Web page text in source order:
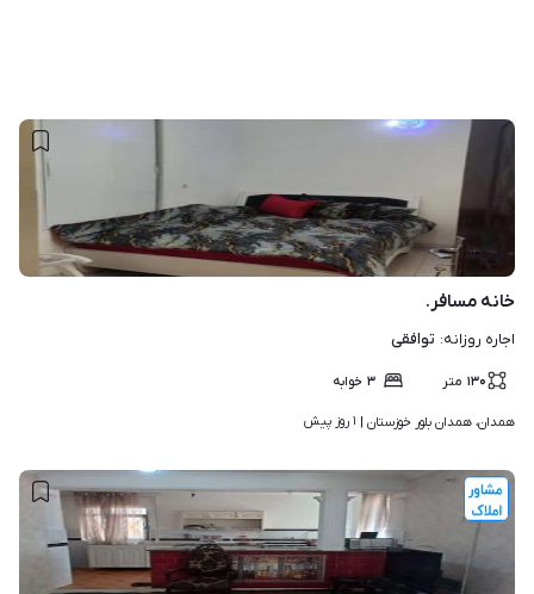
۵
خانه مسافر.
اجاره روزانه: توافقی
۱۳۰ متر ۳ خوابه
همدان، همدان بلور خوزستان | ۱ روز پیش